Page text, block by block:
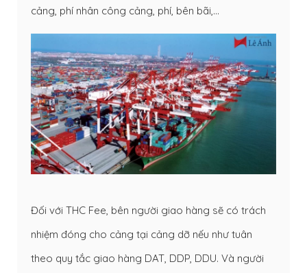
cảng, phí nhân công cảng, phí, bên bãi,…
Đối với THC Fee, bên người giao hàng sẽ có trách
nhiệm đóng cho cảng tại cảng dỡ nếu như tuân
theo quy tắc giao hàng DAT, DDP, DDU. Và người